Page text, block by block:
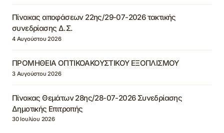
Πίνακας αποφάσεων 22ης/29-07-2026 τακτικής
συνεδρίασης Δ.Σ.
4 Αυγούστου 2026
ΠΡΟΜΗΘΕΙΑ ΟΠΤΙΚΟΑΚΟΥΣΤΙΚΟΥ ΕΞΟΠΛΙΣΜΟΥ
3 Αυγούστου 2026
Πίνακας Θεμάτων 28ης/28-07-2026 Συνεδρίασης
Δημοτικής Επιτροπής
30 Ιουλίου 2026